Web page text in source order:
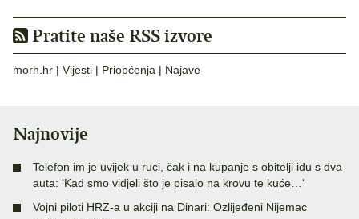
Pratite naše RSS izvore
morh.hr | Vijesti | Priopćenja | Najave
Najnovije
Telefon im je uvijek u ruci, čak i na kupanje s obitelji idu s dva
auta: ‘Kad smo vidjeli što je pisalo na krovu te kuće…‘
Vojni piloti HRZ-a u akciji na Dinari: Ozlijeđeni Nijemac